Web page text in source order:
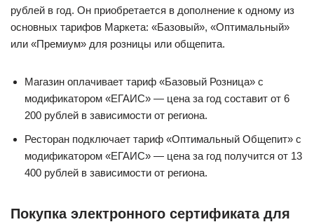
рублей в год. Он приобретается в дополнение к одному из
основных тарифов Маркета: «Базовый», «Оптимальный»
или «Премиум» для розницы или общепита.
Магазин оплачивает тариф «Базовый Розница» с
модификатором «ЕГАИС» — цена за год составит от 6
200 рублей в зависимости от региона.
Ресторан подключает тариф «Оптимальный Общепит» с
модификатором «ЕГАИС» — цена за год получится от 13
400 рублей в зависимости от региона.
Покупка электронного сертификата для